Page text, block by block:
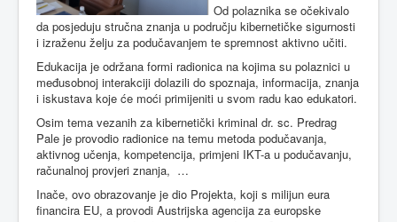
Od polaznika se očekivalo
da posjeduju stručna znanja u području kibernetičke sigurnosti
i izraženu želju za podučavanjem te spremnost aktivno učiti.
Edukacija je održana formi radionica na kojima su polaznici u
međusobnoj interakciji dolazili do spoznaja, informacija, znanja
i iskustava koje će moći primijeniti u svom radu kao edukatori.
Osim tema vezanih za kibernetički kriminal dr. sc. Predrag
Pale je provodio radionice na temu metoda podučavanja,
aktivnog učenja, kompetencija, primjeni IKT-a u podučavanju,
računalnoj provjeri znanja, …
Inače, ovo obrazovanje je dio Projekta, koji s milijun eura
financira EU, a provodi Austrijska agencija za europske